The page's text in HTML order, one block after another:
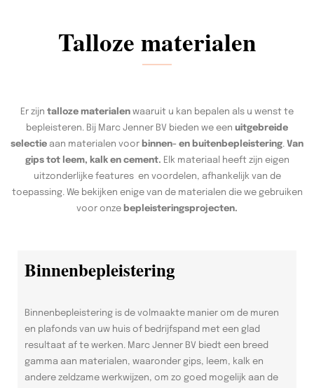
Talloze materialen
Er zijn talloze materialen waaruit u kan bepalen als u wenst te
bepleisteren. Bij Marc Jenner BV bieden we een uitgebreide
selectie aan materialen voor binnen- en buitenbepleistering. Van
gips tot leem, kalk en cement. Elk materiaal heeft zijn eigen
uitzonderlijke features en voordelen, afhankelijk van de
toepassing. We bekijken enige van de materialen die we gebruiken
voor onze bepleisteringsprojecten.
Binnenbepleistering
Binnenbepleistering is de volmaakte manier om de muren
en plafonds van uw huis of bedrijfspand met een glad
resultaat af te werken. Marc Jenner BV biedt een breed
gamma aan materialen, waaronder gips, leem, kalk en
andere zeldzame werkwijzen, om zo goed mogelijk aan de